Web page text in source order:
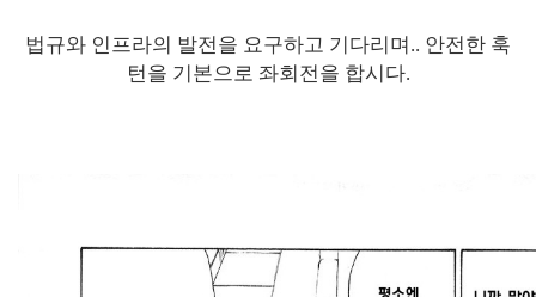
법규와 인프라의 발전을 요구하고 기다리며.. 안전한 훅
턴을 기본으로 좌회전을 합시다.